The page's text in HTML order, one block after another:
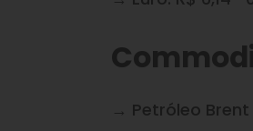
→ Petróleo Brent